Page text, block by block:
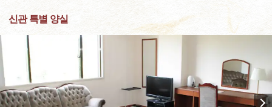
신관 특별 양실